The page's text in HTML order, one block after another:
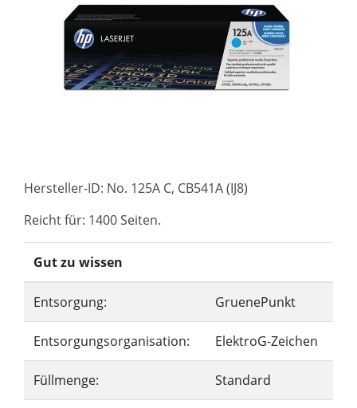
Hersteller-ID: No. 125A C, CB541A (IJ8)
Reicht für: 1400 Seiten.
Gut zu wissen
Entsorgung: GruenePunkt
Entsorgungsorganisation: ElektroG-Zeichen
Füllmenge: Standard